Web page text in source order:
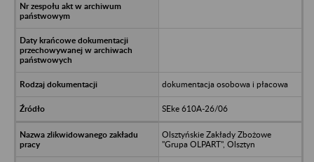
dokumentacja osobowa i płacowa
SEke 610A-26/06
Olsztyńskie Zakłady Zbożowe
"Grupa OLPART", Olsztyn